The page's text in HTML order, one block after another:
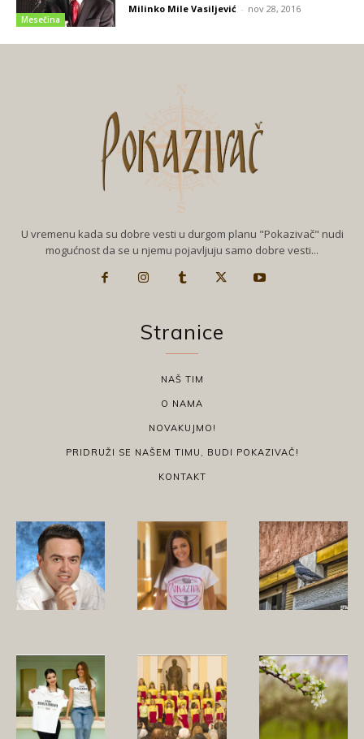
Mesečina
Milinko Mile Vasiljević - nov 28, 2016
U vremenu kada su dobre vesti u durgom planu "Pokazivač" nudi
mogućnost da se u njemu pojavljuju samo dobre vesti...
Stranice
NAŠ TIM
O NAMA
NOVAKUJMO!
PRIDRUŽI SE NAŠEM TIMU, BUDI POKAZIVAČ!
KONTAKT